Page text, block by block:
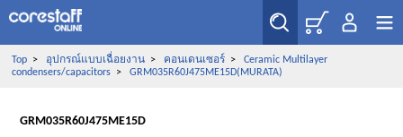
Top> อุปกรณ์แบบเฉื่อยงาน> คอนเดนเซอร์> Ceramic Multilayer
condensers/capacitors> GRM035R60J475ME15D(MURATA)
GRM035R60J475ME15D